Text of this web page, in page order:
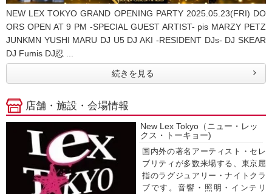
NEW LEX TOKYO GRAND OPENING PARTY 2025.05.23(FRI) DO
ORS OPEN AT 9 PM -SPECIAL GUEST ARTIST- pis MARZY PETZ
JUNKMN YUSHI MARU DJ U5 DJ AKI -RESIDENT DJs- DJ SKEAR
DJ Fumis DJ忍 ...
続きを見る
店舗・施設・会場情報
New Lex Tokyo（ニュー・レッ
クス・トーキョー)
国内外の著名アーティスト・セレ
ブリティが多数来場する、東京屈
指のラグジュアリー・ナイトクラ
ブです。音響・照明・インテリ